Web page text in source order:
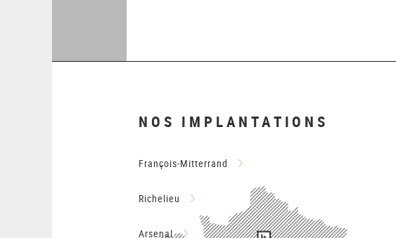
NOS IMPLANTATIONS
François-Mitterrand
Richelieu
Arsenal